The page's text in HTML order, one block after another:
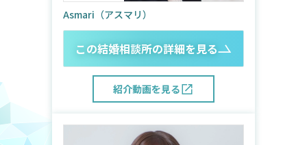
Asmari（アスマリ）
この結婚相談所の詳細を見る
紹介動画を見る